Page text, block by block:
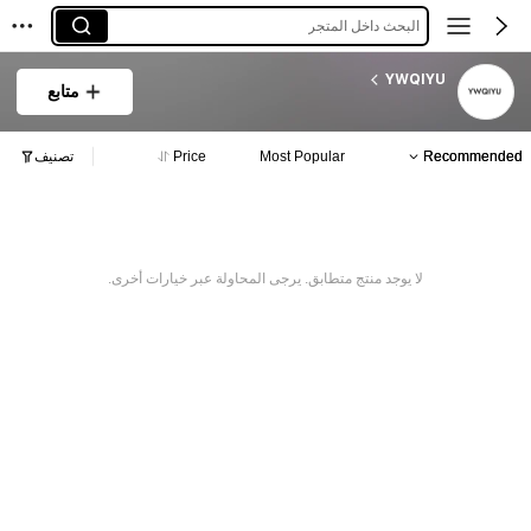
البحث داخل المتجر
YWQIYU
متابع
Recommended
Most Popular
Price تصنيف
لا يوجد منتج متطابق. يرجى المحاولة عبر خيارات أخرى.